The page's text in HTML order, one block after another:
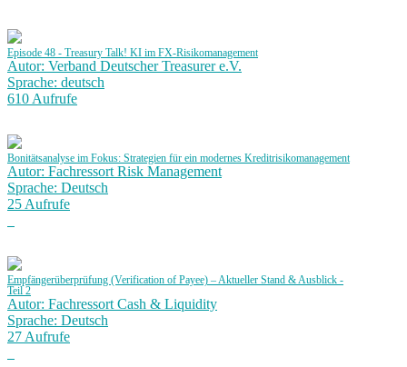
Episode 48 - Treasury Talk! KI im FX-Risikomanagement
Autor: Verband Deutscher Treasurer e.V.
Sprache: deutsch
610 Aufrufe
Bonitätsanalyse im Fokus: Strategien für ein modernes Kreditrisikomanagement
Autor: Fachressort Risk Management
Sprache: Deutsch
25 Aufrufe
Empfängerüberprüfung (Verification of Payee) – Aktueller Stand & Ausblick -
Teil 2
Autor: Fachressort Cash & Liquidity
Sprache: Deutsch
27 Aufrufe